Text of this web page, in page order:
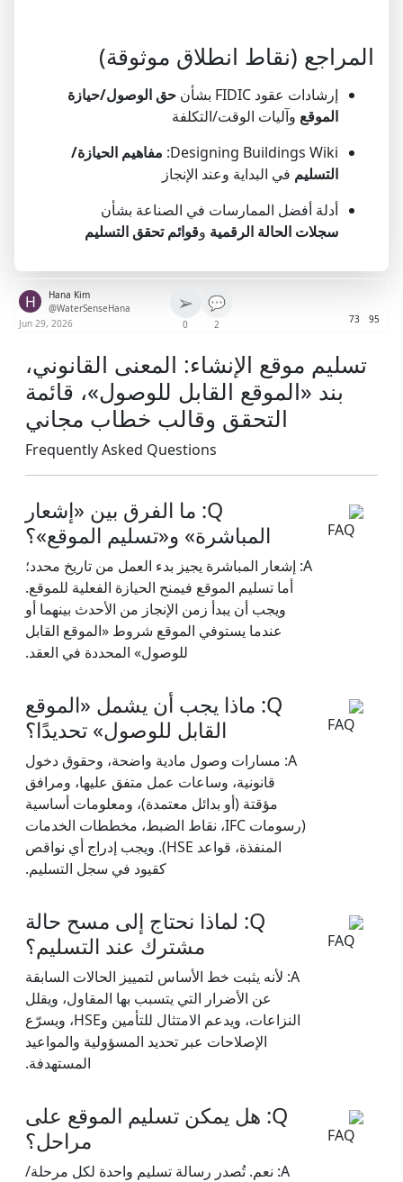
المراجع (نقاط انطلاق موثوقة)
إرشادات عقود FIDIC بشأن
حق الوصول/حيازة
الموقع وآليات الوقت/التكلفة
Designing Buildings Wiki: مفاهيم الحيازة/
التسليم في البداية وعند الإنجاز
أدلة أفضل الممارسات في الصناعة بشأن
سجلات الحالة الرقمية وقوائم تحقق التسليم
H
Hana Kim
@WaterSenseHana
Jun 29, 2026
➢
0
💬
2 73 95
تسليم موقع الإنشاء: المعنى القانوني،
بند «الموقع القابل للوصول»، قائمة
التحقق وقالب خطاب مجاني
Frequently Asked Questions
Q: ما الفرق بين «إشعار
المباشرة» و«تسليم الموقع»؟
A: إشعار المباشرة يجيز بدء العمل من تاريخ محدد؛
أما تسليم الموقع فيمنح الحيازة الفعلية للموقع.
ويجب أن يبدأ زمن الإنجاز من الأحدث بينهما أو
عندما يستوفي الموقع شروط «الموقع القابل
للوصول» المحددة في العقد.
Q: ماذا يجب أن يشمل «الموقع
القابل للوصول» تحديدًا؟
A: مسارات وصول مادية واضحة، وحقوق دخول
قانونية، وساعات عمل متفق عليها، ومرافق
مؤقتة (أو بدائل معتمدة)، ومعلومات أساسية
(رسومات IFC، نقاط الضبط، مخططات الخدمات
المنفذة، قواعد HSE). ويجب إدراج أي نواقص
كقيود في سجل التسليم.
Q: لماذا نحتاج إلى مسح حالة
مشترك عند التسليم؟
A: لأنه يثبت خط الأساس لتمييز الحالات السابقة
عن الأضرار التي يتسبب بها المقاول، ويقلل
النزاعات، ويدعم الامتثال للتأمين وHSE، ويسرّع
الإصلاحات عبر تحديد المسؤولية والمواعيد
المستهدفة.
Q: هل يمكن تسليم الموقع على
مراحل؟
A: نعم. تُصدر رسالة تسليم واحدة لكل مرحلة/